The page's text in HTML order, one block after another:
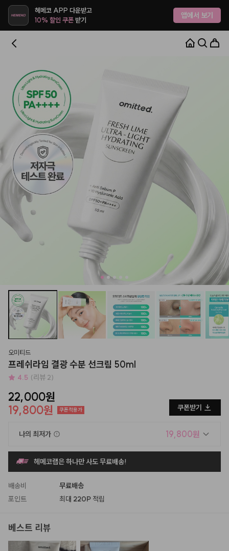
헤메코 APP 다운받고
10% 할인 쿠폰받기 앱에서 보기
오미티드
프레쉬라임 결광 수분 선크림 50ml
4.5 (리뷰 2)
22,000원
19,800원
쿠폰적용가 쿠폰받기
나의 최저가 19,800원
헤메코랩은 하나만 사도 무료배송!
배송비
무료배송
포인트
최대 220P 적립
베스트 리뷰